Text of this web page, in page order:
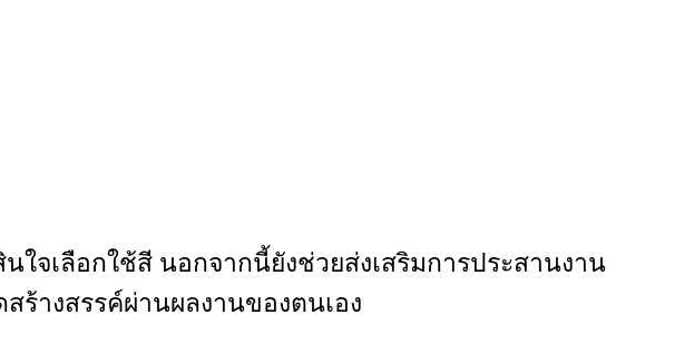
จเลือกใช้สี นอกจากนี้ยังช่วยส่งเสริมการประสานงาน
ร้างสรรค์ผ่านผลงานของตนเอง